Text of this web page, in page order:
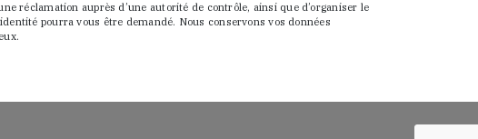
réclamation auprès d’une autorité de contrôle, ainsi que d’organiser le
pourra vous être demandé. Nous conservons vos données